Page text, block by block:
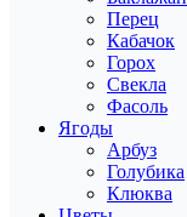
Перец
Кабачок
Горох
Свекла
Фасоль
Ягоды
Арбуз
Голубика
Клюква